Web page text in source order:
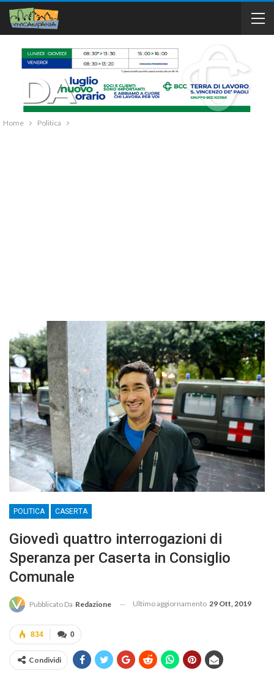
Home Politica
POLITICA CASERTA
Giovedì quattro interrogazioni di
Speranza per Caserta in Consiglio
Comunale
Pubblicato Da Redazione Ultimo aggiornamento 29 Ott, 2019
0
834
Condividi